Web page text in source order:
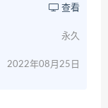
查看
永久
2022年08月25日